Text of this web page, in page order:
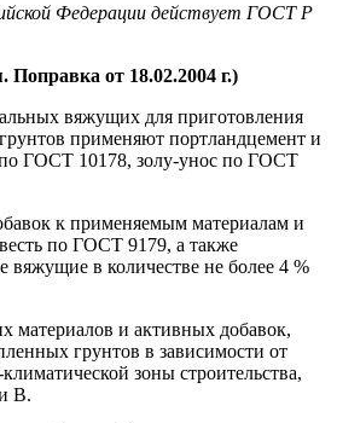
Федерации действует ГОСТ Р
Поправка от 18.02.2004 г.)
вяжущих для приготовления
применяют портландцемент и
ГОСТ 10178, золу-унос по ГОСТ
к применяемым материалам и
по ГОСТ 9179, а также
вяжущие в количестве не более 4 %
материалов и активных добавок,
грунтов в зависимости от
зоны строительства,
В.